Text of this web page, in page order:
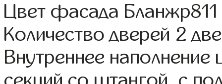
Цвет фасада Бланжр811
Количество дверей 2
Внутреннее